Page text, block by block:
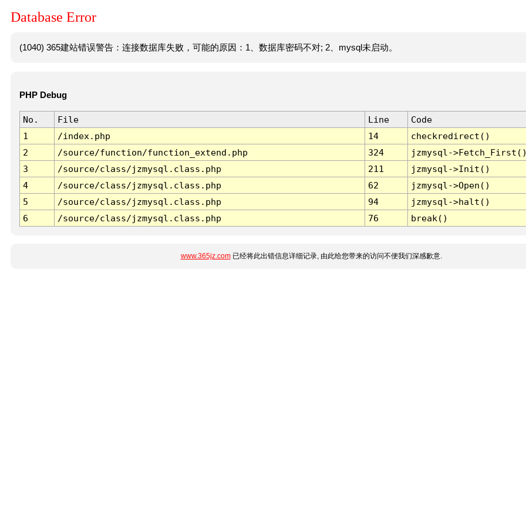
Database Error
(1040) 365建站错误警告：连接数据库失败，可能的原因：1、数据库密码不对; 2、mysql未启动。
PHP Debug
No. File Line
Code
1
/index.php 14
checkredirect()
2
/source/function/function_extend.php 324
jzmysql-
3
/source/class/jzmysql.class.php 211
jzmysql->Init()
4
/source/class/jzmysql.class.php 62
jzmysql->Open()
5
/source/class/jzmysql.class.php 94
jzmysql->halt()
6
/source/class/jzmysql.class.php 76 break()
www.365jz.com已经将此出错信息详细记录, 由此给您带来的访问不便我们深感歉意.